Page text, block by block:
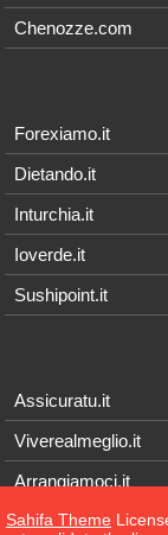
Chenozze.com
Forexiamo.it
Dietando.it
Inturchia.it
Ioverde.it
Sushipoint.it
Assicuratu.it
Viverealmeglio.it
Arrangiamoci.it
Tecnichef.it
Sahifa Theme